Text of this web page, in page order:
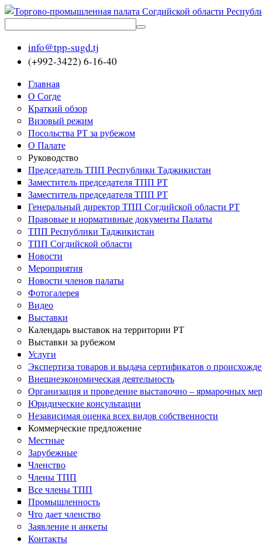
info@tpp-sugd.tj
(+992-3422) 6-16-40
Главная
О Согде
Краткий обзор
Визовый режим
Посольства РТ за рубежом
О Палате
Руководство
Председатель ТПП Республики Таджикистан
Заместитель председателя ТПП РТ
Заместитель председателя ТПП РТ
Генеральный директор ТПП Согдийской области РТ
Правовые и нормативные документы Палаты
ТПП Республики Таджикистан
ТПП Согдийской области
Новости
Мероприятия
Новости членов палаты
Фотогалерея
Видео
Выставки
Календарь выставок на территории РТ
Выставки за рубежом
Услуги
Экспертиза товаров и выдача сертификатов о
Внешнеэкономическая деятельность
Организация и проведение выставочно – ярмарочных
Юридические консультации
Независимая оценка всех видов собственности
Коммерческие предложение
Местные
Зарубежные
Членство
Члены ТПП
Все члены ТПП
Промышленность
Что дает членство
Заявление и анкеты
Контакты